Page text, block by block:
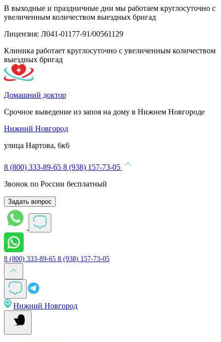
В выходные и праздничные дни мы работаем круглосуточно с
увеличенным количеством выездных бригад
Лицензия: Л041-01177-91/00561129
Клиника работает круглосуточно с увеличенным количеством
выездных бригад
Домашний доктор
Срочное выведение из запоя на дому в Нижнем Новгороде
Нижний Новгород
улица Нартова, 6к6
8 (800) 333-89-65 8 (938) 157-73-05
Звонок по России бесплатный
Задать вопрос
8 (800) 333-89-65 8 (938) 157-73-05
Нижний Новгород